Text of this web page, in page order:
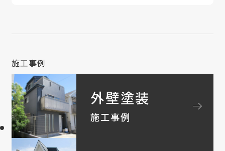
施工事例
外壁塗装
施工事例
arrow_right_alt